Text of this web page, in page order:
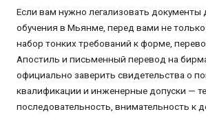
Если вам нужно легализовать документы
обучения в Мьянме, перед вами не
набор тонких требований к форме,
Апостиль и письменный перевод на
официально заверить свидетельства о
квалификации и инженерные допуски —
последовательность, внимательность к